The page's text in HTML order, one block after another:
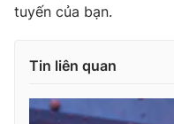
tuyến của bạn.
Tin liên quan